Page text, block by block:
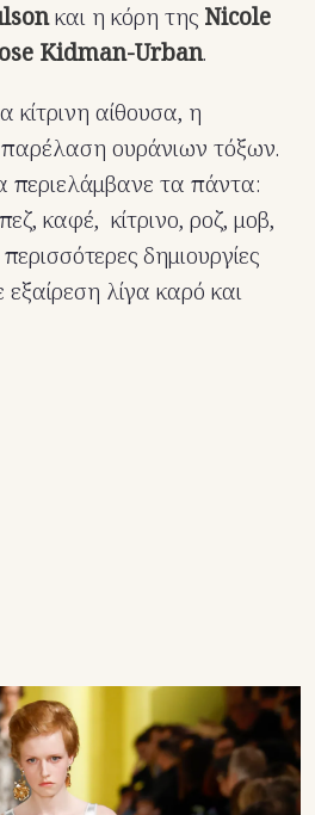
και η κόρη της Nicole
Kidman-Urban.
αίθουσα, η
ουράνιων τόξων.
τα πάντα:
καφέ, κίτρινο, ροζ, μοβ,
δημιουργίες
λίγα καρό και